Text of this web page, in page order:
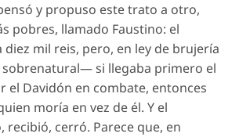
y propuso este trato a otro,
pobres, llamado Faustino: el
diez mil reis, pero, en ley de brujería
si llegaba primero el
el Davidón en combate, entonces
moría en vez de él. Y el
recibió, cerró. Parece que, en